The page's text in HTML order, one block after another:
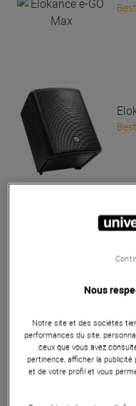
Nous
Notre site et des sociétés
performances du site,
ceux que vous avez
pertinence, afficher la
et de votre profil et vous